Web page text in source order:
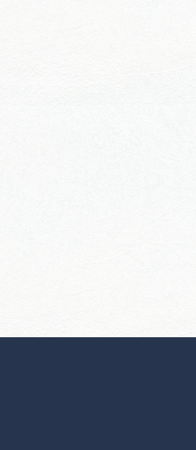
行きたいリストを見る